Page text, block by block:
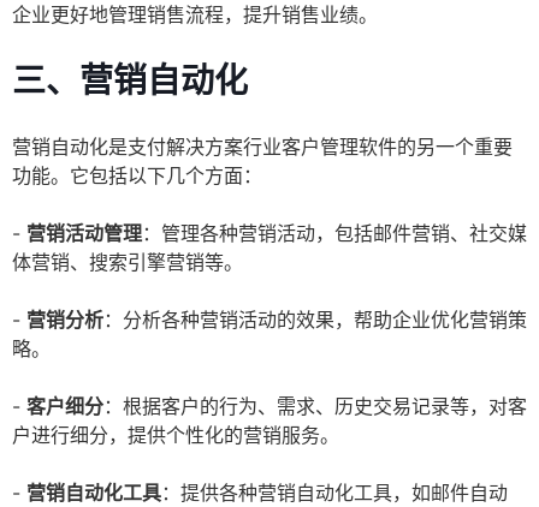
企业更好地管理销售流程，提升销售业绩。
三、营销自动化
营销自动化是支付解决方案行业客户管理软件的另一个重要
功能。它包括以下几个方面：
- 营销活动管理：管理各种营销活动，包括邮件营销、社交媒
体营销、搜索引擎营销等。
- 营销分析：分析各种营销活动的效果，帮助企业优化营销策
略。
- 客户细分：根据客户的行为、需求、历史交易记录等，对客
户进行细分，提供个性化的营销服务。
- 营销自动化工具：提供各种营销自动化工具，如邮件自动